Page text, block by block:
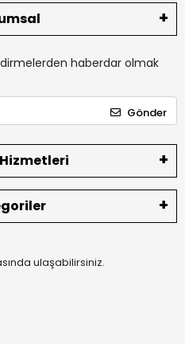
haberdar olmak
Gönder
ulaşabilirsiniz.